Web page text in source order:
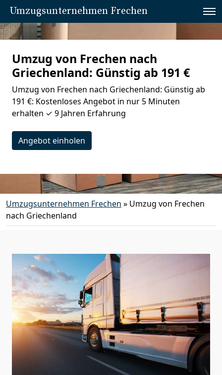
Umzugsunternehmen Frechen
Umzug von Frechen nach
Griechenland: Günstig ab 191 €
Umzug von Frechen nach Griechenland: Günstig ab
191 €: Kostenloses Angebot in nur 5 Minuten
erhalten ✓ 9 Jahren Erfahrung
Angebot einholen
Umzugsunternehmen Frechen » Umzug von Frechen
nach Griechenland